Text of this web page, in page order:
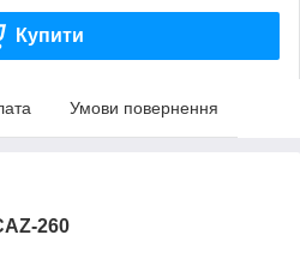
Купити
Умови повернення
260